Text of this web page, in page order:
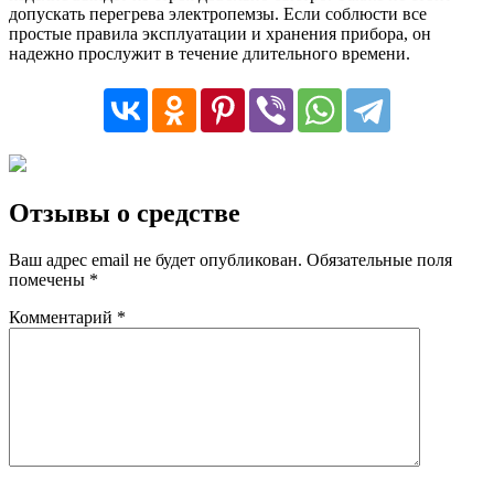
допускать перегрева электропемзы. Если соблюсти все
простые правила эксплуатации и хранения прибора, он
надежно прослужит в течение длительного времени.
Отзывы о средстве
Ваш адрес email не будет опубликован. Обязательные поля
помечены *
Комментарий *